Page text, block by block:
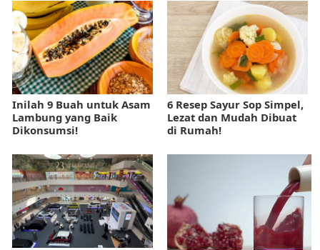
Inilah 9 Buah untuk Asam
Lambung yang Baik
Dikonsumsi!
6 Resep Sayur Sop Simpel,
Lezat dan Mudah Dibuat
di Rumah!